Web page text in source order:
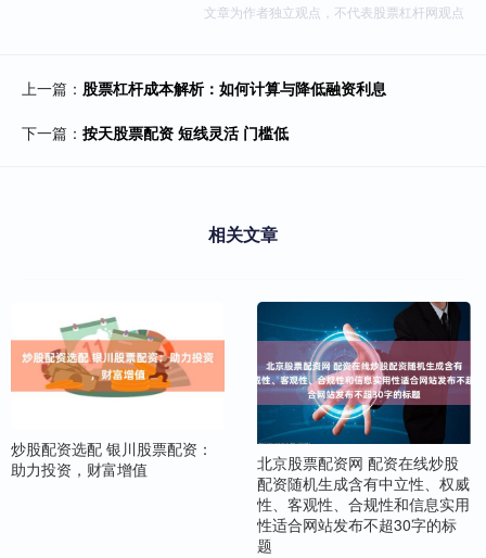
文章为作者独立观点，不代表股票杠杆网观点
上一篇： 股票杠杆成本解析：如何计算与降低融资利息
下一篇： 按天股票配资 短线灵活 门槛低
相关文章
炒股配资选配 银川股票配资：
助力投资，财富增值
北京股票配资网 配资在线炒股
配资随机生成含有中立性、权威
性、客观性、合规性和信息实用
性适合网站发布不超30字的标
题